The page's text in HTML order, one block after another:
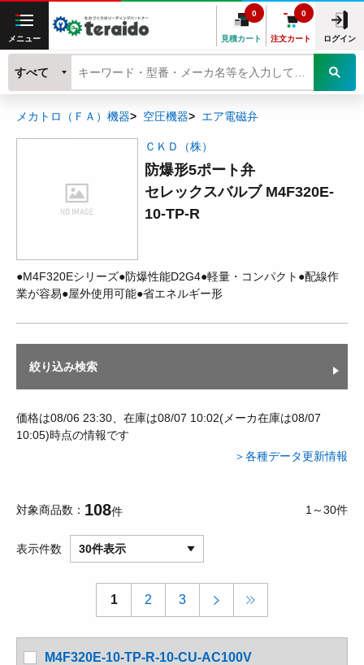
メニュー 見積カート
0
注文カート
0
ログイン
すべて
メカトロ（ＦＡ）機器 空圧機器 エア電磁弁
ＣＫＤ（株）
防爆形5ポート弁
セレックスバルブ M4F320E-
10-TP-R
●M4F320Eシリーズ●防爆性能D2G4●軽量・コンパクト●配線作
業が容易●屋外使用可能●省エネルギー形
絞り込み検索
価格は08/06 23:30、在庫は08/07 10:02(メーカ在庫は08/07
10:05)時点の情報です
＞各種データ更新情報
対象商品数 108件 1～30件
表示件数 30件表示
1 2 3
M4F320E-10-TP-R-10-CU-AC100V